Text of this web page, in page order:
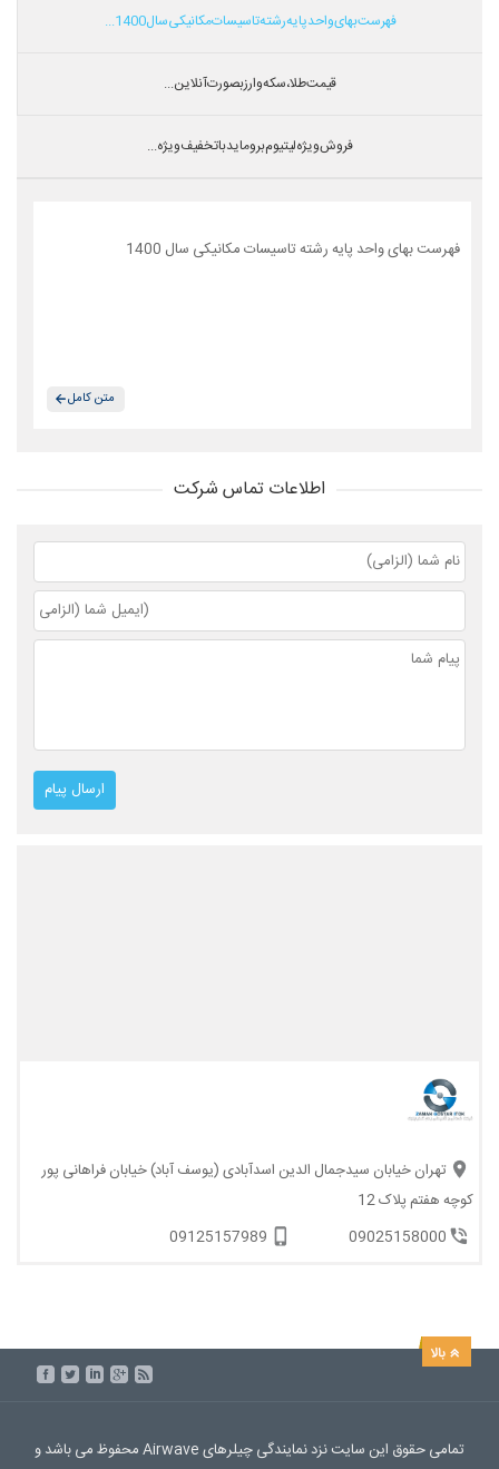
فهرست بهای واحد پایه رشته تاسیسات مکانیکی سال 1400...
قیمت طلا،سکه و ارز بصورت آنلاین...
فروش ویژه لیتیوم بروماید با تخفیف ویژه...
فهرست بهای واحد پایه رشته تاسیسات مکانیکی سال 1400
متن کامل
اطلاعات تماس شرکت
تهران خیابان سیدجمال الدین اسدآبادی (یوسف آباد) خیابان فراهانی پور
کوچه هفتم پلاک 12
09025158000
09125157989
تمامی حقوق این سایت نزد نمایندگی چیلرهای Airwave محفوظ می باشد و